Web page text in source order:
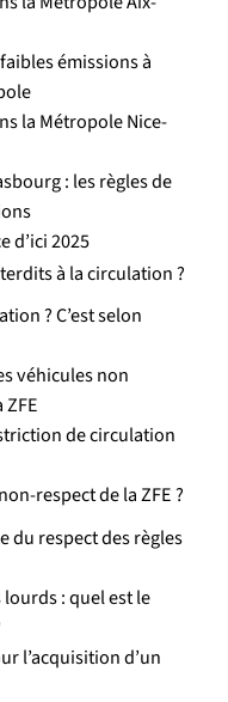
émissions à
la Métropole Nice-
: les règles de
d’ici 2025
à la circulation ?
? C’est selon
véhicules non
de circulation
respect de la ZFE ?
du respect des règles
: quel est le
l’acquisition d’un